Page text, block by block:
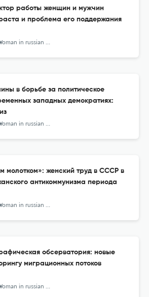
работы женщин и мужчин
и проблема его поддержания
in russian society
в борьбе за политическое
западных демократиях:
in russian society
молотком»: женский труд в СССР в
антикоммунизма периода
in russian society
обсерватория: новые
миграционных потоков
in russian society